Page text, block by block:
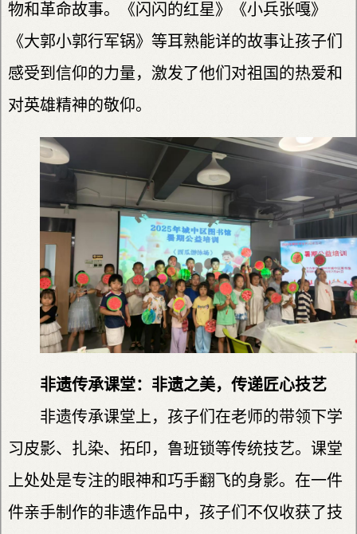
物和革命故事。《闪闪的红星》《小兵张嘎》
《大郭小郭行军锅》等耳熟能详的故事让孩子们
感受到信仰的力量，激发了他们对祖国的热爱和
对英雄精神的敬仰。
非遗传承课堂：非遗之美，传递匠心技艺
非遗传承课堂上，孩子们在老师的带领下学
习皮影、扎染、拓印，鲁班锁等传统技艺。课堂
上处处是专注的眼神和巧手翻飞的身影。在一件
件亲手制作的非遗作品中，孩子们不仅收获了技